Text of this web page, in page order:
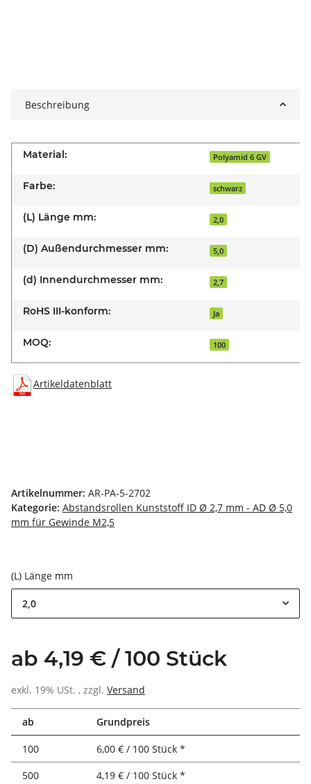
Beschreibung
Material: Polyamid 6 GV
Farbe: schwarz
(L) Länge mm: 2,0
(D) Außendurchmesser mm: 5,0
(d) Innendurchmesser mm: 2,7
RoHS III-konform: Ja
MOQ: 100
Artikeldatenblatt
Artikelnummer: AR-PA-5-2702
Kategorie: Abstandsrollen Kunststoff ID Ø 2,7 mm - AD Ø 5,0
mm für Gewinde M2,5
(L) Länge mm
2,0
ab 4,19 € / 100 Stück
exkl. 19% USt. , zzgl. Versand
ab Grundpreis
100
6,00 € / 100 Stück *
500
4,19 € / 100 Stück *